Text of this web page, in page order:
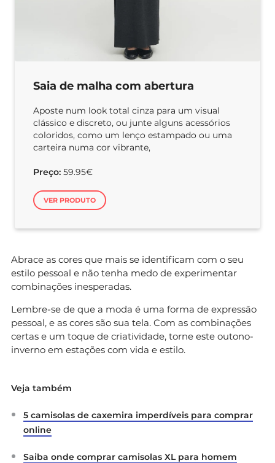
Saia de malha com abertura
Aposte num look total cinza para um visual
clássico e discreto, ou junte alguns acessórios
coloridos, como um lenço estampado ou uma
carteira numa cor vibrante,
Preço: 59.95€
VER PRODUTO
Abrace as cores que mais se identificam com o seu
estilo pessoal e não tenha medo de experimentar
combinações inesperadas.
Lembre-se de que a moda é uma forma de expressão
pessoal, e as cores são sua tela. Com as combinações
certas e um toque de criatividade, torne este outono-
inverno em estações com vida e estilo.
Veja também
5 camisolas de caxemira imperdíveis para comprar
online
Saiba onde comprar camisolas XL para homem